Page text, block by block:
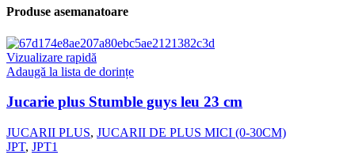
Produse asemanatoare
Vizualizare rapidă
Adaugă la lista de dorințe
Jucarie plus Stumble guys leu 23 cm
JUCARII PLUS, JUCARII DE PLUS MICI (0-30CM)
JPT, JPT1